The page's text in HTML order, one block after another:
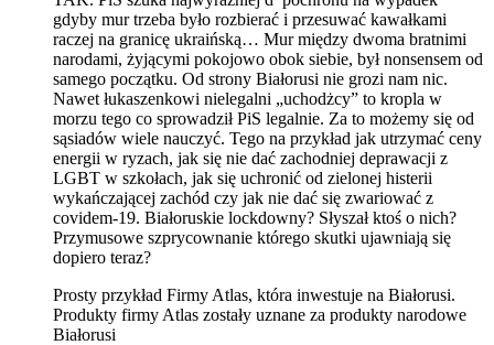
gdyby mur trzeba było rozbierać i przesuwać kawałkami
raczej na granicę ukraińską… Mur między dwoma bratnimi
narodami, żyjącymi pokojowo obok siebie, był nonsensem od
samego początku. Od strony Białorusi nie grozi nam nic.
Nawet łukaszenkowi nielegalni „uchodżcy” to kropla w
morzu tego co sprowadził PiS legalnie. Za to możemy się od
sąsiadów wiele nauczyć. Tego na przykład jak utrzymać ceny
energii w ryzach, jak się nie dać zachodniej deprawacji z
LGBT w szkołach, jak się uchronić od zielonej histerii
wykańczającej zachód czy jak nie dać się zwariować z
covidem-19. Białoruskie lockdowny? Słyszał ktoś o nich?
Przymusowe szprycownanie którego skutki ujawniają się
dopiero teraz?
Prosty przykład Firmy Atlas, która inwestuje na Białorusi.
Produkty firmy Atlas zostały uznane za produkty narodowe
Białorusi